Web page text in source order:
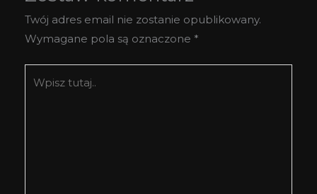
Twój adres email nie zostanie opublikowany.
Wymagane pola są oznaczone *
tutaj..